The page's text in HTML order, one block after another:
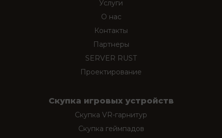
Услуги
О нас
Контакты
Партнеры
SERVER RUST
Проектирование
Скупка игровых устройств
Скупка VR-гарнитур
Скупка геймпадов